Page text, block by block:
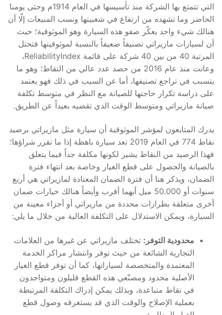
التي تتمتع بها الشركة منذ تأسيسها في العام 1914م وحتى يومنا
الحاضر وما تشهده من ارتفاع في شعبيتها ونسب المبيعات إلّا أن
هنالك شيء واحد يعكّر صفو هذه السيارة وهو الموثوقية؛ حيث
أن لسيارات مازيراتي تصنيفاً ضعيفاً بالنسبة لموثوقيتها فتحتل
المرتبة 40 من بين 40 شركة على قائمة ReliabilityIndex،
وعانت منذ عام 2016 من حصد عدد عالي من النقاط؛ وهو ما
يتسبب في تراجع تصنيفها، أما عن السبب في ذلك فهو يعتمد
على دراسة تكرار حاجتها للصيانة مع النظر في متوسط تكلفة
صيانة مازيراتي ومتوسط الوقت الذي تقضيه بعيداً عن الطريق.
يدرك المتابعون لمؤشر الموثوقية أن سيارة مثل مازيراتي برصيد
نقاط 774 في العام 2019 تعد سيارة باهظة إذا ما تقرر شراؤها؛
فهذا الرصيد من النقاط يشير لكونها مكلفة جداً فيما يتعلق
بالصيانة والحصول على قطع الغيار وخاصة بعد انتهاء فترة
الضمان، ويذكر هنا أن فترة الضمان المعتادة لمازيراتي هي أربع
سنوات أو 50.000 ميل أيهما أقرب وأيضاً هنالك خيارات ضمان
أخرى متعلقة بطرازات محددة من مازيراتي أو أجزاء معينة من
السيارة، ويمكن الاستدلال على التكلفة العالية من خلال ما يلي:
محدودية التوفر: تختلف مازيراتي عن غيرها من العلامات
التجارية الشائعة من حيث توفر وانتشار مراكز الخدمة
المعتمدة والمتخصصة لسياراتها، كما أن توفر قطع الغيار
الأصلية محدود ومصنّعي هذه القطع قليلون ومتواجدون
في نقاط متباعدة، وبذلك يمكن إدراك التكلفة المرتبطة
بعملية الإصلاح والوقت الذي قد يستغرقه وصول قطع